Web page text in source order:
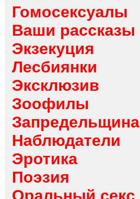
Гомосексуалы
Ваши рассказы
Экзекуция
Лесбиянки
Эксклюзив
Зоофилы
Запредельщина
Наблюдатели
Эротика
Поэзия